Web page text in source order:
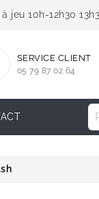
jeu 10h-12h30
SERVICE CLIENT
05 79 87 02 64